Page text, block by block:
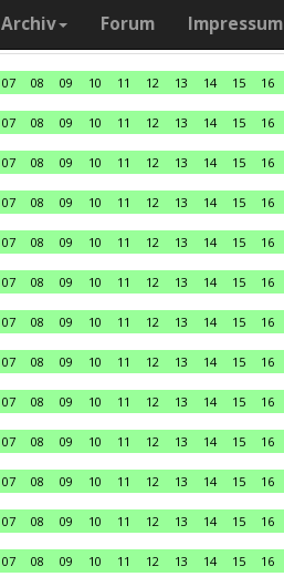
Archiv Forum Impressum
07 08 09 10 11 12 13 14 15 16
07 08 09 10 11 12 13 14 15 16
07 08 09 10 11 12 13 14 15 16
07 08 09 10 11 12 13 14 15 16
07 08 09 10 11 12 13 14 15 16
07 08 09 10 11 12 13 14 15 16
07 08 09 10 11 12 13 14 15 16
07 08 09 10 11 12 13 14 15 16
07 08 09 10 11 12 13 14 15 16
07 08 09 10 11 12 13 14 15 16
07 08 09 10 11 12 13 14 15 16
07 08 09 10 11 12 13 14 15 16
07 08 09 10 11 12 13 14 15 16